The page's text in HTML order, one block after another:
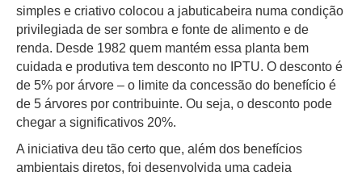
simples e criativo colocou a jabuticabeira numa condição
privilegiada de ser sombra e fonte de alimento e de
renda. Desde 1982 quem mantém essa planta bem
cuidada e produtiva tem desconto no IPTU. O desconto é
de 5% por árvore – o limite da concessão do benefício é
de 5 árvores por contribuinte. Ou seja, o desconto pode
chegar a significativos 20%.
A iniciativa deu tão certo que, além dos benefícios
ambientais diretos, foi desenvolvida uma cadeia